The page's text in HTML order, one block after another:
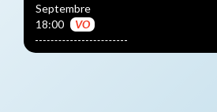
Septembre
18:00
VO